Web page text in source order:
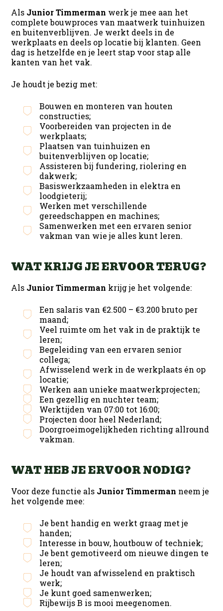
Als Junior Timmerman werk je mee aan het
complete bouwproces van maatwerk tuinhuizen
en buitenverblijven. Je werkt deels in de
werkplaats en deels op locatie bij klanten. Geen
dag is hetzelfde en je leert stap voor stap alle
kanten van het vak.
Je houdt je bezig met:
Bouwen en monteren van houten
constructies;
Voorbereiden van projecten in de
werkplaats;
Plaatsen van tuinhuizen en
buitenverblijven op locatie;
Assisteren bij fundering, riolering en
dakwerk;
Basiswerkzaamheden in elektra en
loodgieterij;
Werken met verschillende
gereedschappen en machines;
Samenwerken met een ervaren senior
vakman van wie je alles kunt leren.
WAT KRIJG JE ERVOOR TERUG?
Als Junior Timmerman krijg je het volgende:
Een salaris van €2.500 – €3.200 bruto per
maand;
Veel ruimte om het vak in de praktijk te
leren;
Begeleiding van een ervaren senior
collega;
Afwisselend werk in de werkplaats én op
locatie;
Werken aan unieke maatwerkprojecten;
Een gezellig en nuchter team;
Werktijden van 07:00 tot 16:00;
Projecten door heel Nederland;
Doorgroeimogelijkheden richting allround
vakman.
WAT HEB JE ERVOOR NODIG?
Voor deze functie als Junior Timmerman neem je
het volgende mee:
Je bent handig en werkt graag met je
handen;
Interesse in bouw, houtbouw of techniek;
Je bent gemotiveerd om nieuwe dingen te
leren;
Je houdt van afwisselend en praktisch
werk;
Je kunt goed samenwerken;
Rijbewijs B is mooi meegenomen.